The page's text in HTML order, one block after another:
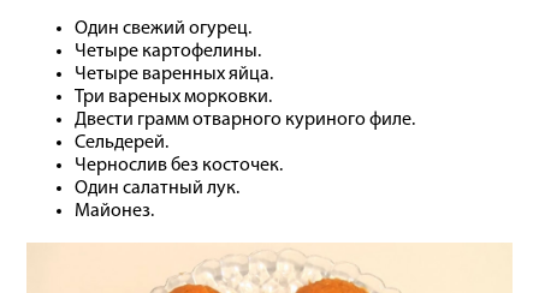
Один свежий огурец.
Четыре картофелины.
Четыре варенных яйца.
Три вареных морковки.
Двести грамм отварного куриного филе.
Сельдерей.
Чернослив без косточек.
Один салатный лук.
Майонез.